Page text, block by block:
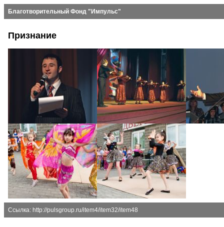
Благотворительный Фонд "Импульс"
Признание
Ссылка: http://pulsgroup.ru/item4/item32/item48